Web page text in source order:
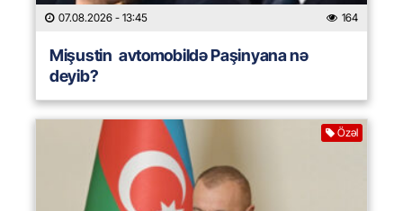
07.08.2026 - 13:45 164
Mişustin avtomobildə Paşinyana nə
deyib?
Özəl